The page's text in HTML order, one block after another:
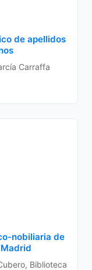
de apellidos
Carraffa
nobiliaria de
Biblioteca